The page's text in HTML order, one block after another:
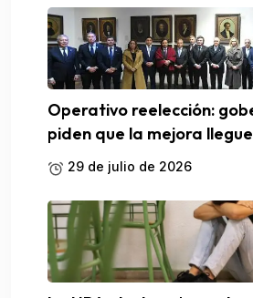
Operativo reelección:
piden que la mejora
29 de julio de 2026